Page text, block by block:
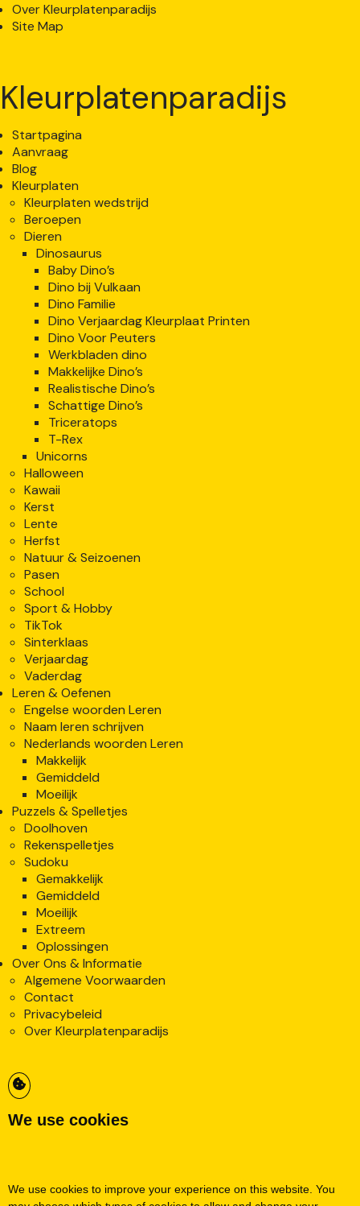
Over Kleurplatenparadijs
Site Map
Kleurplatenparadijs
Startpagina
Aanvraag
Blog
Kleurplaten
Kleurplaten wedstrijd
Beroepen
Dieren
Dinosaurus
Baby Dino’s
Dino bij Vulkaan
Dino Familie
Dino Verjaardag Kleurplaat Printen
Dino Voor Peuters
Werkbladen dino
Makkelijke Dino’s
Realistische Dino’s
Schattige Dino’s
Triceratops
T-Rex
Unicorns
Halloween
Kawaii
Kerst
Lente
Herfst
Natuur & Seizoenen
Pasen
School
Sport & Hobby
TikTok
Sinterklaas
Verjaardag
Vaderdag
Leren & Oefenen
Engelse woorden Leren
Naam leren schrijven
Nederlands woorden Leren
Makkelijk
Gemiddeld
Moeilijk
Puzzels & Spelletjes
Doolhoven
Rekenspelletjes
Sudoku
Gemakkelijk
Gemiddeld
Moeilijk
Extreem
Oplossingen
Over Ons & Informatie
Algemene Voorwaarden
Contact
Privacybeleid
Over Kleurplatenparadijs
We use cookies
We use cookies to improve your experience on this website. You